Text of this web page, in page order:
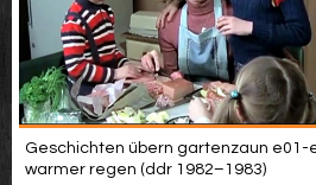
Geschichten übern gartenzaun e01-
warmer regen (ddr 1982–1983)